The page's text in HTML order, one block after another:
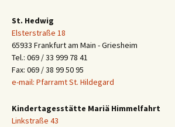
St. Hedwig
Elsterstraße 18
65933 Frankfurt am Main - Griesheim
Tel.: 069 / 33 999 78 41
Fax: 069 / 38 99 50 95
e-mail: Pfarramt St. Hildegard
Kindertagesstätte Mariä Himmelfahrt
Linkstraße 43